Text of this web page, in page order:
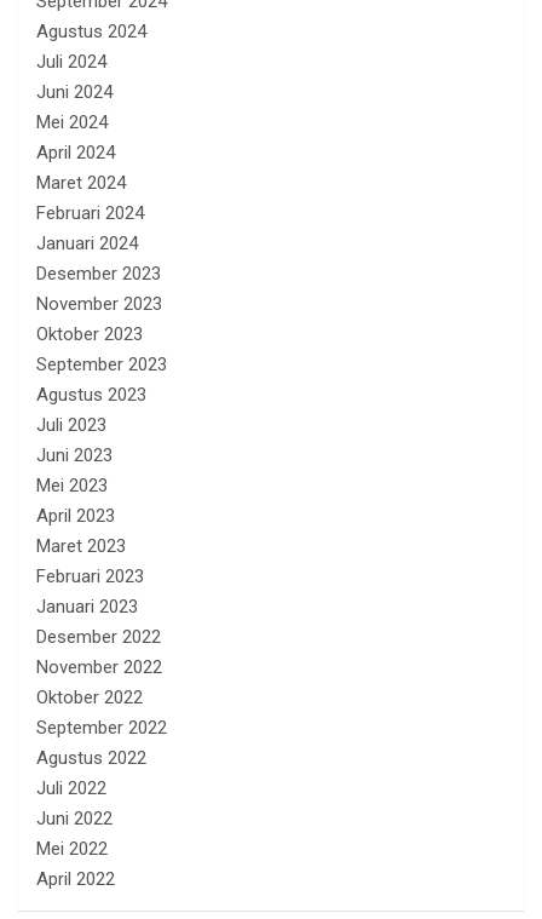
Agustus 2024
Juli 2024
Juni 2024
Mei 2024
April 2024
Maret 2024
Februari 2024
Januari 2024
Desember 2023
November 2023
Oktober 2023
September 2023
Agustus 2023
Juli 2023
Juni 2023
Mei 2023
April 2023
Maret 2023
Februari 2023
Januari 2023
Desember 2022
November 2022
Oktober 2022
September 2022
Agustus 2022
Juli 2022
Juni 2022
Mei 2022
April 2022